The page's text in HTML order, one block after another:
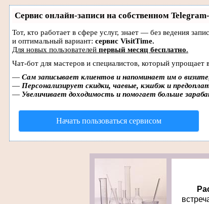
Сервис онлайн-записи на собственном
Тот, кто работает в сфере услуг, знает — без ведения
и оптимальный вариант: сервис VisitTime.
Для новых пользователей первый месяц бесплатно.
Чат-бот для мастеров и специалистов, который упрощает
— Сам записывает клиентов и напоминает им о
— Персонализирует скидки, чаевые, кэшбэк и
— Увеличивает доходимость и помогает больше
Начать пользоваться сервисом